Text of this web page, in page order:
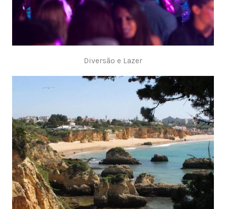
Diversão e Lazer